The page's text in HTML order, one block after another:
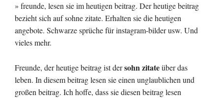
» freunde, lesen sie im heutigen beitrag. Der heutige beitrag
bezieht sich auf sohne zitate. Erhalten sie die heutigen
angebote. Schwarze sprüche für instagram-bilder usw. Und
vieles mehr.
Freunde, der heutige beitrag ist dersohn zitateüber das
leben. In diesem beitrag lesen sie einen unglaublichen und
großen beitrag. Ich hoffe, dass sie diesen beitrag lesen